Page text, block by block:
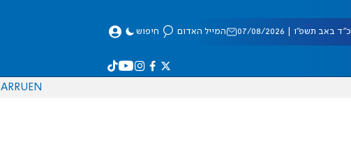
כ"ד באב תשפ"ו | 07/08/2026 המייל האדום חיפוש
EN
RU
AR